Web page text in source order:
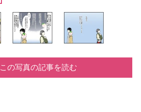
この写真の記事を読む